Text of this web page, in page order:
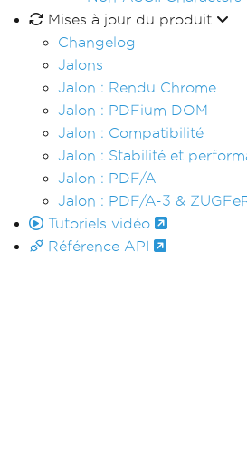
Mises à jour du produit
Changelog
Jalons
Jalon : Rendu Chrome
Jalon : PDFium DOM
Jalon : Compatibilité
Jalon : Stabilité et
Jalon : PDF/A
Jalon : PDF/A-3 &
Tutoriels vidéo
Référence API